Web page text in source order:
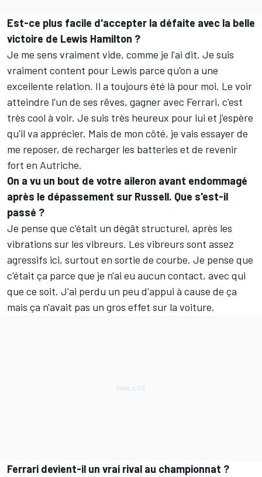
Est-ce plus facile d'accepter la défaite avec la belle
victoire de Lewis Hamilton ?
Je me sens vraiment vide, comme je l'ai dit. Je suis
vraiment content pour Lewis parce qu'on a une
excellente relation. Il a toujours été là pour moi. Le voir
atteindre l'un de ses rêves, gagner avec Ferrari, c'est
très cool à voir. Je suis très heureux pour lui et j'espère
qu'il va apprécier. Mais de mon côté, je vais essayer de
me reposer, de recharger les batteries et de revenir
fort en Autriche.
On a vu un bout de votre aileron avant endommagé
après le dépassement sur Russell. Que s'est-il
passé ?
Je pense que c'était un dégât structurel, après les
vibrations sur les vibreurs. Les vibreurs sont assez
agressifs ici, surtout en sortie de courbe. Je pense que
c'était ça parce que je n'ai eu aucun contact, avec qui
que ce soit. J'ai perdu un peu d'appui à cause de ça
mais ça n'avait pas un gros effet sur la voiture.
Ferrari devient-il un vrai rival au championnat ?